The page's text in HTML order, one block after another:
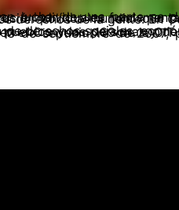
de otra parte, el gran capital internacional trata de establecer una nueva constitución política mundial que